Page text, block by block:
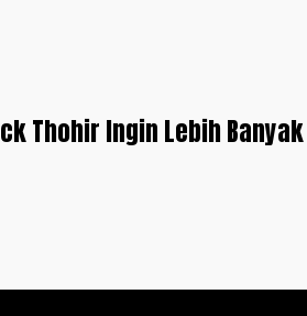
Thohir Ingin Lebih Banyak